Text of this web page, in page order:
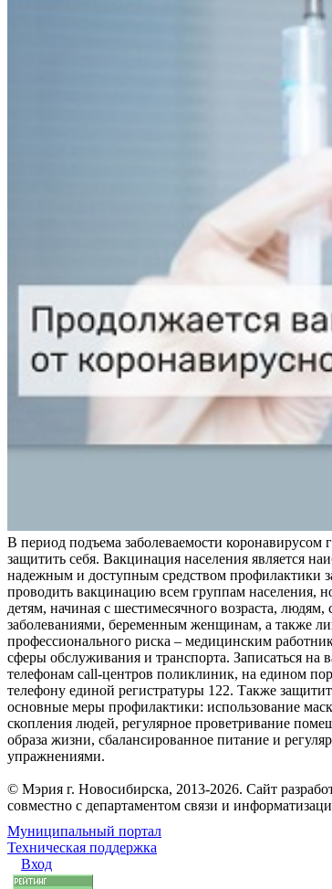
В период подъема заболеваемости коронавирусом
защитить себя. Вакцинация населения является
надежным и доступным средством профилактики
проводить вакцинацию всем группам населения,
детям, начиная с шестимесячного возраста,
заболеваниями, беременным женщинам, а также
профессионального риска – медицинским
сферы обслуживания и транспорта. Записаться
телефонам call-центров поликлиник, на едином
телефону единой регистратуры 122. Также
основные меры профилактики: использование
скопления людей, регулярное проветривание
образа жизни, сбалансированное питание и
упражнениями.
© Мэрия г. Новосибирска, 2013-2026. Сайт
совместно с департаментом связи и
Муниципальный портал
Техническая поддержка
Вход